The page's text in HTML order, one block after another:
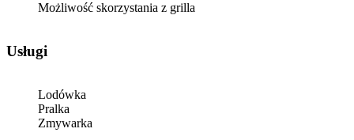
Możliwość skorzystania z grilla
Usługi
Lodówka
Pralka
Zmywarka